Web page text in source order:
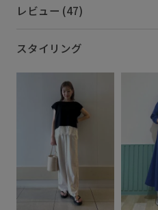
レビュー (47)
スタイリング